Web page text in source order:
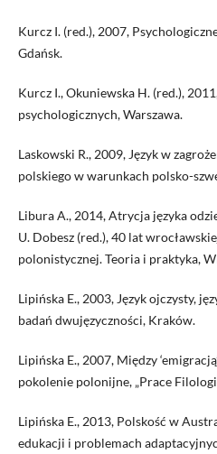
Kurcz I. (red.), 2007,
Gdańsk.
Kurcz I., Okuniewska H. (red.),
psychologicznych, Warszawa.
Laskowski R., 2009, Język w
polskiego w warunkach polsko-
Libura A., 2014, Atrycja języka
U. Dobesz (red.), 40 lat
polonistycznej. Teoria i praktyka,
Lipińska E., 2003, Język ojczysty,
badań dwujęzyczności, Kraków.
Lipińska E., 2007, Między
pokolenie polonijne, „Prace
Lipińska E., 2013, Polskość w
edukacji i problemach